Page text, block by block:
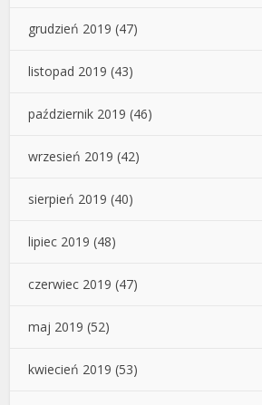
grudzień 2019 (47)
listopad 2019 (43)
październik 2019 (46)
wrzesień 2019 (42)
sierpień 2019 (40)
lipiec 2019 (48)
czerwiec 2019 (47)
maj 2019 (52)
kwiecień 2019 (53)